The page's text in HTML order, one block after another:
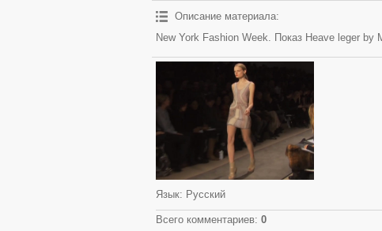
Описание материала:
New York Fashion Week. Показ Heave leger by
Язык: Русский
Всего комментариев: 0